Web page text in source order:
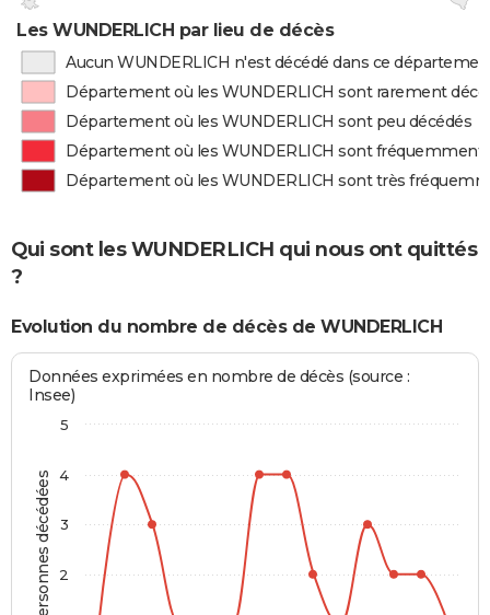
Les WUNDERLICH par lieu de décès
Aucun WUNDERLICH n'est décédé dans ce
Département où les WUNDERLICH sont rarement
Département où les WUNDERLICH sont peu décédés
Département où les WUNDERLICH sont fréquemment
Département où les WUNDERLICH sont très
Qui sont les WUNDERLICH qui nous ont quittés
?
Evolution du nombre de décès de WUNDERLICH
Personnes décédées
Données exprimées en nombre de décès (source :
Insee)
2
3
4
5